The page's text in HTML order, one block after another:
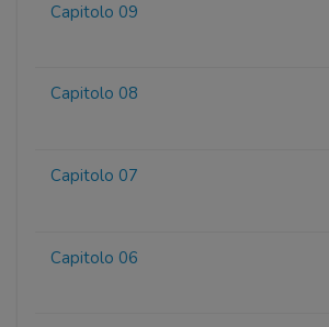
Capitolo 09
Capitolo 08
Capitolo 07
Capitolo 06